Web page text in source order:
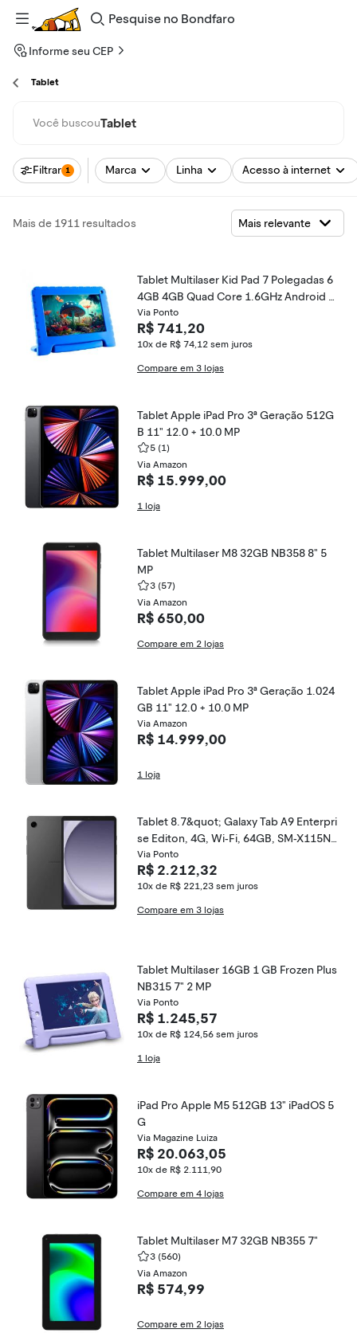
Pesquise
Bondfaro
Informe seu CEP
Tablet
Você buscouTablet
Filtrar 1 Marca Linha Acesso à internet
Mais de 1911 resultados
Tablet Multilaser Kid Pad 7 Polegadas 6
4GB 4GB Quad Core 1.6GHz Android N
B41
Via Ponto
R$ 741,20
10x de R$ 74,12 sem juros
Compare em 3 lojas
Tablet Apple iPad Pro 3ª Geração 512G
B 11" 12.0 + 10.0 MP
5 (1)
Via Amazon
R$ 15.999,00
1 loja
Tablet Multilaser M8 32GB NB358 8" 5
MP
3 (57)
Via Amazon
R$ 650,00
Compare em 2 lojas
Tablet Apple iPad Pro 3ª Geração 1.024
GB 11" 12.0 + 10.0 MP
Via Amazon
R$ 14.999,00
1 loja
Tablet 8.7&quot; Galaxy Tab A9 Enterpri
se Editon, 4G, Wi-Fi, 64GB, SM-X115NZ
Via Ponto
R$ 2.212,32
10x de R$ 221,23 sem juros
Compare em 3 lojas
Tablet Multilaser 16GB 1 GB Frozen Plus
NB315 7" 2 MP
Via Ponto
R$ 1.245,57
10x de R$ 124,56 sem juros
1 loja
iPad Pro Apple M5 512GB 13" iPadOS 5
G
Via Magazine Luiza
R$ 20.063,05
10x de R$ 2.111,90
Compare em 4 lojas
Tablet Multilaser M7 32GB NB355 7"
3 (560)
Via Amazon
R$ 574,99
Compare em 2 lojas